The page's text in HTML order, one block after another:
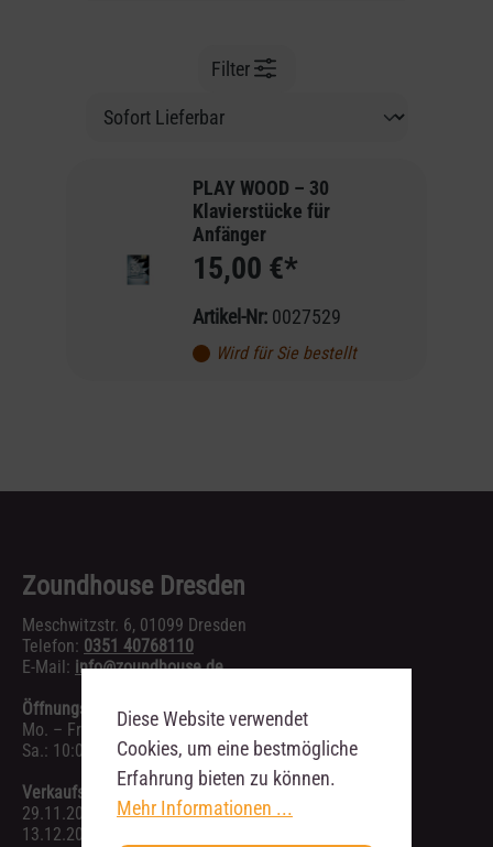
Filter
PLAY WOOD – 30
Klavierstücke für
Anfänger
15,00 €*
Artikel-Nr: 0027529
Wird für Sie bestellt
Zoundhouse Dresden
Meschwitzstr. 6, 01099 Dresden
Telefon: 0351 40768110
E-Mail: info@zoundhouse.de
Öffnungszeiten:
Mo. – Fr.: 10:00 – 19:00 Uhr
Sa.: 10:00 – 16:00 Uhr
Verkaufsoffene Sonntage:
29.11.2026 12:00 – 18:00 Uhr
13.12.2026 12:00 – 18:00 Uhr
Diese Website verwendet
Cookies, um eine bestmögliche
Erfahrung bieten zu können.
Mehr Informationen ...